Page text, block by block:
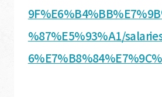
%87%E5%93%A1/